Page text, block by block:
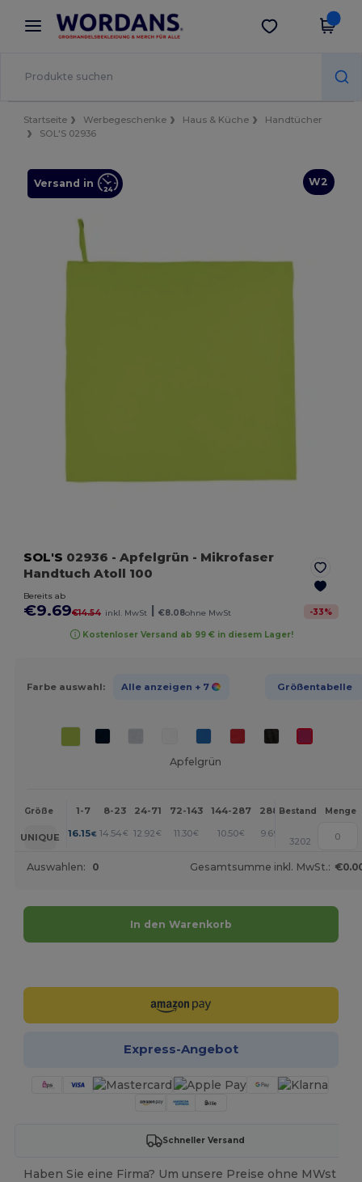
× Wordans App
Bessere Preise in der App!
App holen
Startseite Werbegeschenke Haus & Küche
Handtücher
SOL'S 02936
W2
Versand in
SOL'S 02936 - Apfelgrün - Mikrofaser
Handtuch Atoll 100
Bereits ab
€9.69€14.54 inkl. MwSt | €8.08ohne MwSt -33%
Kostenloser Versand ab 99 € in diesem Lager!
Farbe auswahl: Alle anzeigen + 7 Größentabelle
Apfelgrün
Größe 1-7 8-23 24-71 72-143 144-287 288 + Mehr
Bestand Menge
UNIQUE 16.15€ 14.54 € 12.92 € 11.30€ 10.50€ 9.69 +
3202
Auswahlen: 0 Gesamtsumme inkl. MwSt.:
In den Warenkorb
Express-Angebot
Schneller Versand
Haben Sie eine Firma? Um unsere Preise ohne MWst